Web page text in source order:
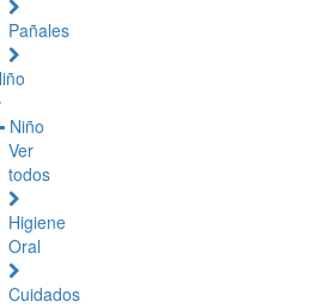
Pañales
Niño
Ver
todos
Higiene
Oral
Cuidados